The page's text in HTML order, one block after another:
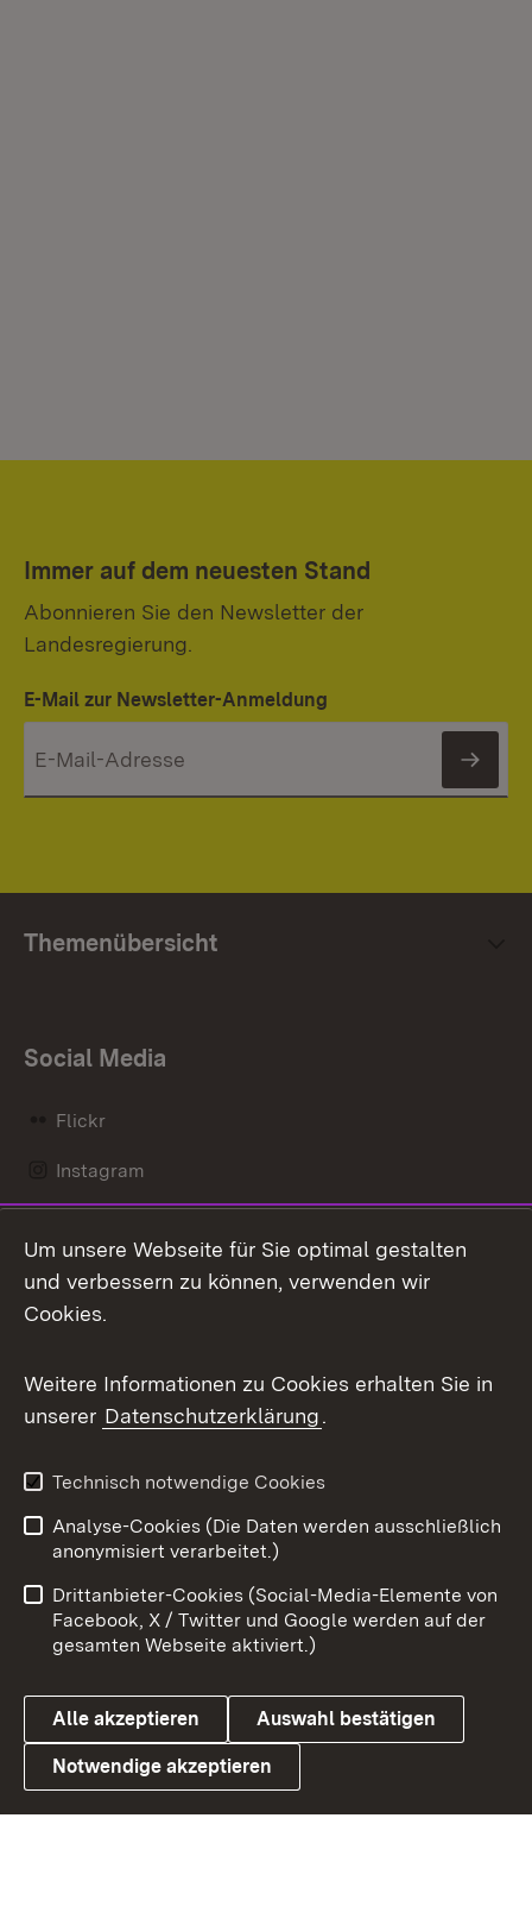
Immer auf dem neuesten Stand
Abonnieren Sie den Newsletter der
Landesregierung.
E-Mail zur Newsletter-Anmeldung
Themenübersicht
Social Media
Flickr
Instagram
Mastodon
Messenger
Social Wall
X / Twitter
Youtube
Link zum Landesportal
Benutzungshinweise
Barrierefreiheit
Datenschutz
Cookies
Um unsere Webseite für Sie optimal gestalten
und verbessern zu können, verwenden wir
Cookies.
Weitere Informationen zu Cookies erhalten Sie in
unserer Datenschutzerklärung.
Technisch notwendige Cookies
Analyse-Cookies (Die Daten werden ausschließlich
anonymisiert verarbeitet.)
Drittanbieter-Cookies (Social-Media-Elemente von
Facebook, X / Twitter und Google werden auf der
gesamten Webseite aktiviert.)
Alle akzeptieren Auswahl bestätigen
Notwendige akzeptieren